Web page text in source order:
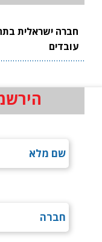
חברה ישראלית
עובדים